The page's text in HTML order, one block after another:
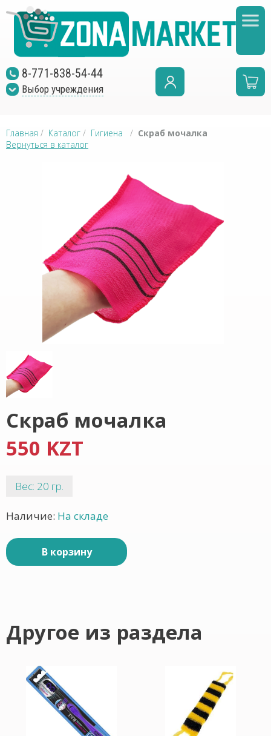
8-771-838-54-44
Выбор учреждения
Главная / Каталог / Гигиена / Скраб мочалка
Вернуться в каталог
Скраб мочалка
550 KZT
Вес: 20 гр.
Наличие: На складе
В корзину
Другое из раздела